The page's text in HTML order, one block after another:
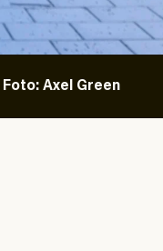
Foto: Axel Green